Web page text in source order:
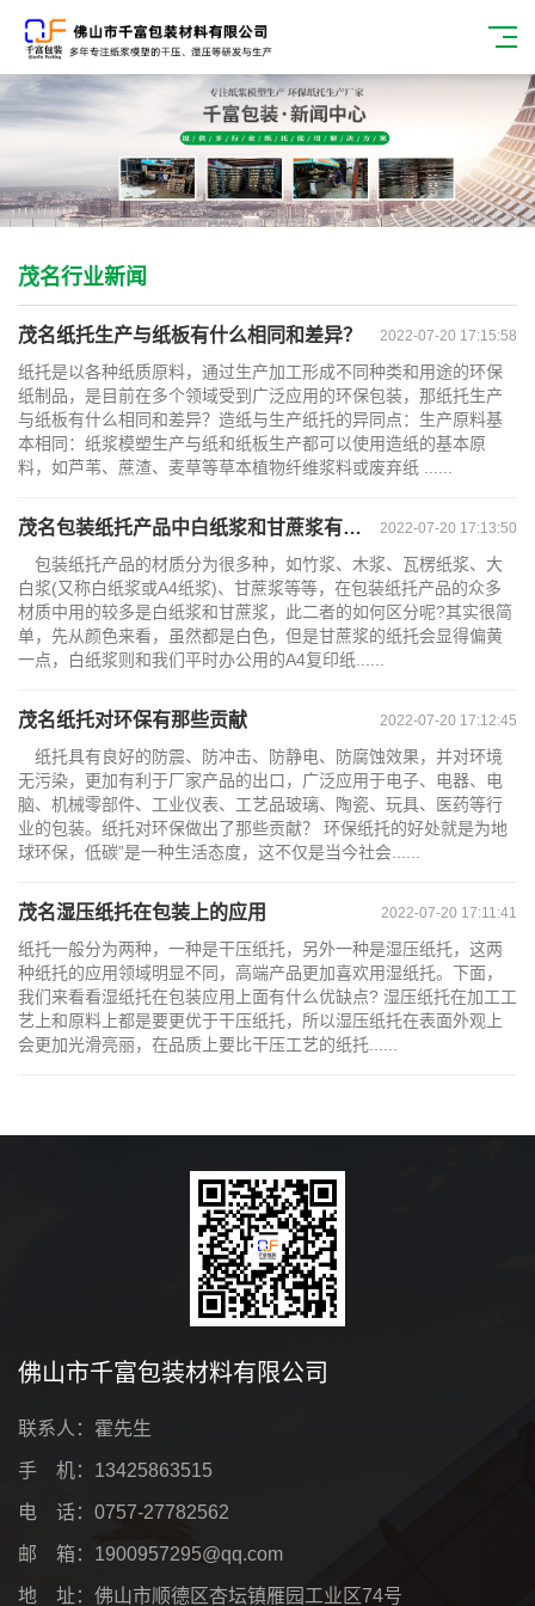
茂名行业新闻
2022-07-20 17:15:58
茂名纸托生产与纸板有什么相同和差异？
纸托是以各种纸质原料，通过生产加工形成不同种类和用途的环保
纸制品，是目前在多个领域受到广泛应用的环保包装，那纸托生产
与纸板有什么相同和差异？造纸与生产纸托的异同点：生产原料基
本相同：纸浆模塑生产与纸和纸板生产都可以使用造纸的基本原
料，如芦苇、蔗渣、麦草等草本植物纤维浆料或废弃纸 ......
2022-07-20 17:13:50
茂名包装纸托产品中白纸浆和甘蔗浆有什么区别？
包装纸托产品的材质分为很多种，如竹浆、木浆、瓦楞纸浆、大
白浆(又称白纸浆或A4纸浆)、甘蔗浆等等，在包装纸托产品的众多
材质中用的较多是白纸浆和甘蔗浆，此二者的如何区分呢?其实很简
单，先从颜色来看，虽然都是白色，但是甘蔗浆的纸托会显得偏黄
一点，白纸浆则和我们平时办公用的A4复印纸......
2022-07-20 17:12:45
茂名纸托对环保有那些贡献
纸托具有良好的防震、防冲击、防静电、防腐蚀效果，并对环境
无污染，更加有利于厂家产品的出口，广泛应用于电子、电器、电
脑、机械零部件、工业仪表、工艺品玻璃、陶瓷、玩具、医药等行
业的包装。纸托对环保做出了那些贡献？ 环保纸托的好处就是为地
球环保，低碳”是一种生活态度，这不仅是当今社会......
2022-07-20 17:11:41
茂名湿压纸托在包装上的应用
纸托一般分为两种，一种是干压纸托，另外一种是湿压纸托，这两
种纸托的应用领域明显不同，高端产品更加喜欢用湿纸托。下面，
我们来看看湿纸托在包装应用上面有什么优缺点? 湿压纸托在加工工
艺上和原料上都是要更优于干压纸托，所以湿压纸托在表面外观上
会更加光滑亮丽，在品质上要比干压工艺的纸托......
佛山市千富包装材料有限公司
联系人：霍先生
手 机：13425863515
电 话：0757-27782562
邮 箱：1900957295@qq.com
地 址：佛山市顺德区杏坛镇雁园工业区74号